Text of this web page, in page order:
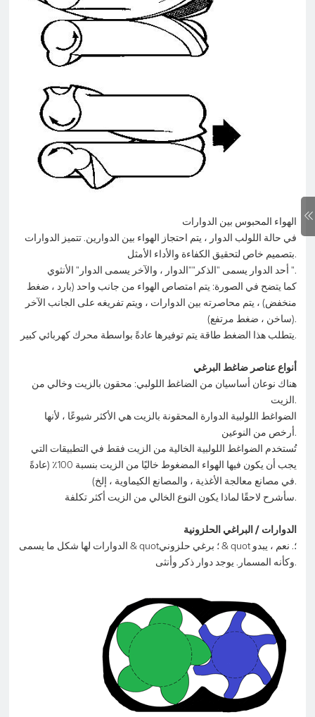
الهواء المحبوس بين الدوارات
في حالة اللولب الدوار ، يتم احتجاز الهواء بين الدوارين. تتميز الدوارات
بتصميم خاص لتحقيق الكفاءة والأداء الأمثل.
أحد الدوار يسمى "الذكر""الدوار ، والآخر يسمى الدوار" الأنثوي ".
كما يتضح في الصورة: يتم امتصاص الهواء من جانب واحد (بارد ، ضغط
منخفض) ، يتم محاصرته بين الدوارات ، ويتم تفريغه على الجانب الآخر
(ساخن ، ضغط مرتفع).
يتطلب هذا الضغط طاقة يتم توفيرها عادةً بواسطة محرك كهربائي كبير.
أنواع عناصر ضاغط البرغي
هناك نوعان أساسيان من الضاغط اللولبي: محقون بالزيت وخالي من
الزيت.
الضواغط اللولبية الدوارة المحقونة بالزيت هي الأكثر شيوعًا ، لأنها
أرخص من النوعين.
تُستخدم الضواغط اللولبية الخالية من الزيت فقط في التطبيقات التي
يجب أن يكون فيها الهواء المضغوط خاليًا من الزيت بنسبة 100٪ (عادةً
في مصانع معالجة الأغذية ، والمصانع الكيماوية ، إلخ).
سأشرح لاحقًا لماذا يكون النوع الخالي من الزيت أكثر تكلفة.
الدوارات / البراغي الحلزونية
الدوارات لها شكل ما يسمى & quot؛ برغي حلزوني & quot ؛. نعم ، يبدو
وكأنه المسمار. يوجد دوار ذكر وأنثى.